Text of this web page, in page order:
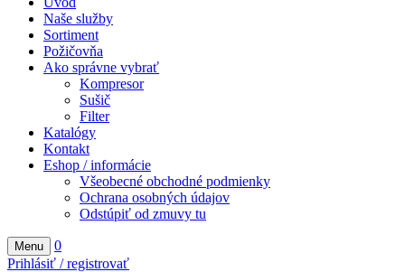
Naše služby
Sortiment
Požičovňa
Ako správne vybrať
Kompresor
Sušič
Filter
Katalógy
Kontakt
Eshop / informácie
Všeobecné obchodné podmienky
Ochrana osobných údajov
Odstúpiť od zmuvy tu
Menu
0
Prihlásiť / registrovať